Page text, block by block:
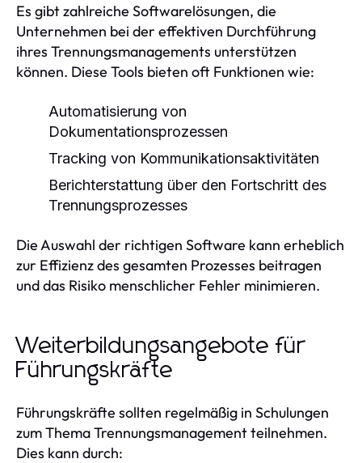
Es gibt zahlreiche Softwarelösungen, die
Unternehmen bei der effektiven Durchführung
ihres Trennungsmanagements unterstützen
können. Diese Tools bieten oft Funktionen wie:
Automatisierung von
Dokumentationsprozessen
Tracking von Kommunikationsaktivitäten
Berichterstattung über den Fortschritt des
Trennungsprozesses
Die Auswahl der richtigen Software kann erheblich
zur Effizienz des gesamten Prozesses beitragen
und das Risiko menschlicher Fehler minimieren.
Weiterbildungsangebote für
Führungskräfte
Führungskräfte sollten regelmäßig in Schulungen
zum Thema Trennungsmanagement teilnehmen.
Dies kann durch: